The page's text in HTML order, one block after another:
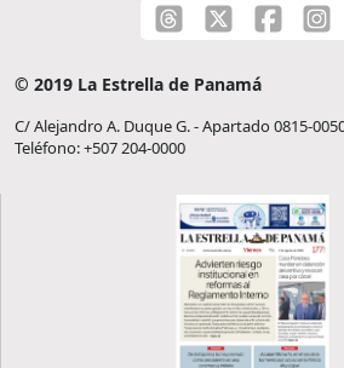
© 2019 La Estrella de Panamá
C/ Alejandro A. Duque G. - Apartado 0815-
Teléfono: +507 204-0000